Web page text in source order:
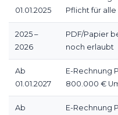
01.01.2025
Pflicht für alle
2025 –
2026
PDF/Papier
noch erlaubt
Ab
01.01.2027
E-Rechnung
800.000 €
Ab
E-Rechnung